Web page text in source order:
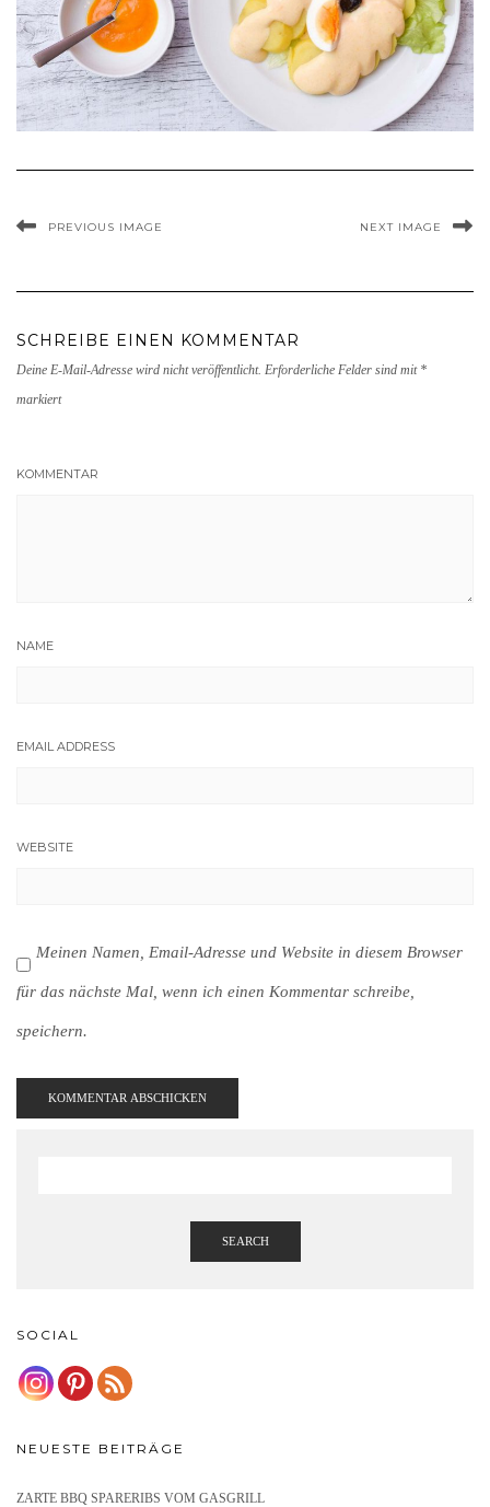
PREVIOUS IMAGE NEXT IMAGE
SCHREIBE EINEN KOMMENTAR
Deine E-Mail-Adresse wird nicht veröffentlicht. Erforderliche Felder sind mit *
markiert
KOMMENTAR
NAME
EMAIL ADDRESS
WEBSITE
Meinen Namen, Email-Adresse und Website in diesem Browser
für das nächste Mal, wenn ich einen Kommentar schreibe,
speichern.
SEARCH
SOCIAL
NEUESTE BEITRÄGE
ZARTE BBQ SPARERIBS VOM GASGRILL